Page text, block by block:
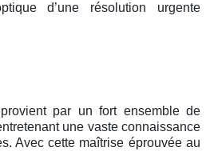
d’une résolution urgente
par un fort ensemble de
une vaste connaissance
Avec cette maîtrise éprouvée au